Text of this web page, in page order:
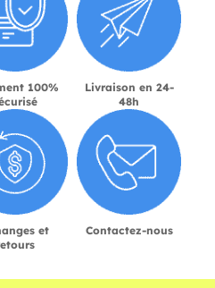
100%
Livraison en 24-
48h
et
Contactez-nous